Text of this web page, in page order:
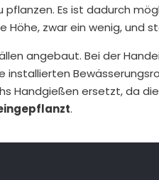
Es ist dadurch
Höhe, zwar ein wenig,
angebaut. Bei der
Handgießen ersetzt, da
.